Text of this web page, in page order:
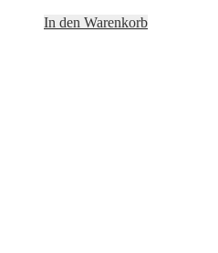
In den Warenkorb